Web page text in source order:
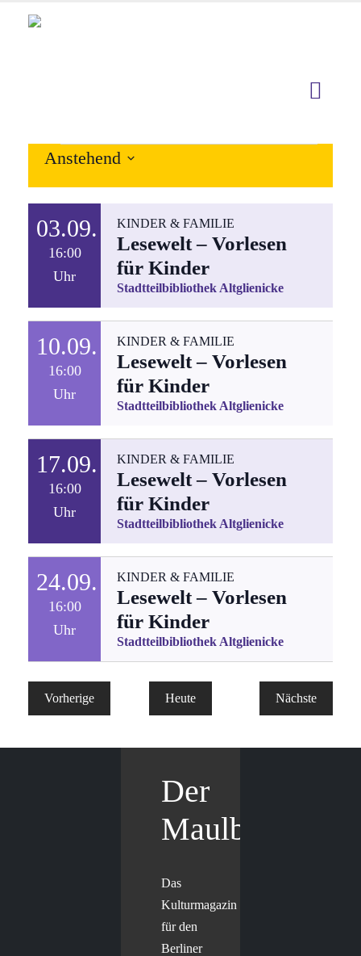
Veranstaltungen
Anstehend
auswählen.
03.09.
16:00
Uhr
KINDER & FAMILIE
Lesewelt – Vorlesen
für Kinder
Stadtteilbibliothek Altglienicke
10.09.
16:00
Uhr
KINDER & FAMILIE
Lesewelt – Vorlesen
für Kinder
Stadtteilbibliothek Altglienicke
17.09.
16:00
Uhr
KINDER & FAMILIE
Lesewelt – Vorlesen
für Kinder
Stadtteilbibliothek Altglienicke
24.09.
16:00
Uhr
KINDER & FAMILIE
Lesewelt – Vorlesen
für Kinder
Stadtteilbibliothek Altglienicke
Vorherige
Veranstaltungen
Heute
Nächste
Der
Maulbär
Das
Kulturmagazin
für den
Berliner